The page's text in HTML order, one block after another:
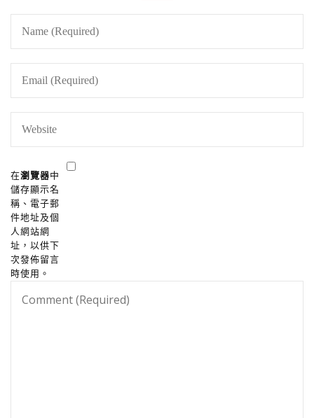
在瀏覽器中
儲存顯示名
稱、電子郵
件地址及個
人網站網
址，以供下
次發佈留言
時使用。